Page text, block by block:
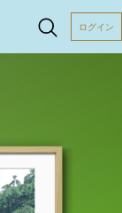
ログイン